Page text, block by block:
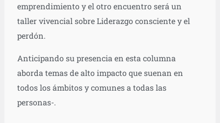
emprendimiento y el otro encuentro será un
taller vivencial sobre Liderazgo consciente y el
perdón.
Anticipando su presencia en esta columna
aborda temas de alto impacto que suenan en
todos los ámbitos y comunes a todas las
personas-.